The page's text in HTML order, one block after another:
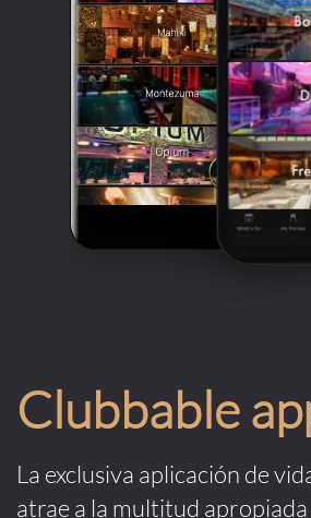
Clubbable
La exclusiva aplicación de
atrae a la multitud